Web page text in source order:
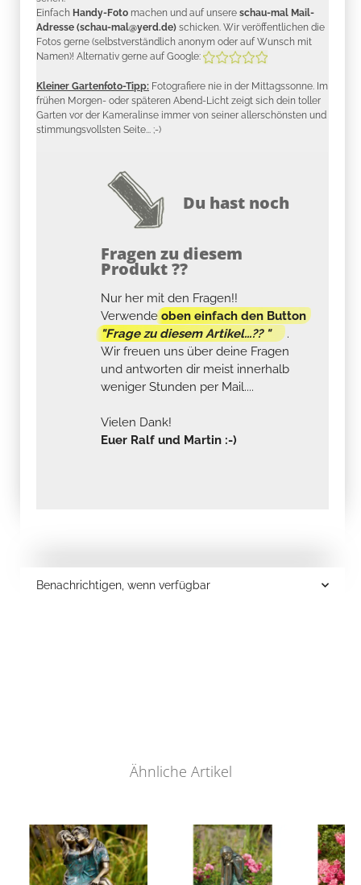
Einfach Handy-Foto machen und auf unsere schau-mal Mail-
Adresse (schau-mal@yerd.de) schicken. Wir veröffentlichen die
Fotos gerne (selbstverständlich anonym oder auf Wunsch mit
Namen)! Alternativ gerne auf Google:
Kleiner Gartenfoto-Tipp: Fotografiere nie in der Mittagssonne. Im
frühen Morgen- oder späteren Abend-Licht zeigt sich dein toller
Garten vor der Kameralinse immer von seiner allerschönsten und
stimmungsvollsten Seite... ;-)
Du hast noch
Fragen zu diesem
Produkt ??
Nur her mit den Fragen!!
Verwendeoben einfach den Button
"Frage zu diesem Artikel...?? "
.
Wir freuen uns über deine Fragen
und antworten dir meist innerhalb
weniger Stunden per Mail....
Vielen Dank!
Euer Ralf und Martin :-)
Benachrichtigen, wenn verfügbar
Ähnliche Artikel